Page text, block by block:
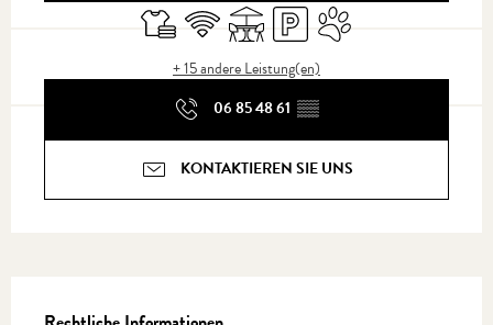
Bettwäsche und Laken
Wi-Fi TerrasseParkplatzTiere erlaubt
+ 15 andere Leistung(en)
06 85 48 61 ▒▒
KONTAKTIEREN SIE UNS